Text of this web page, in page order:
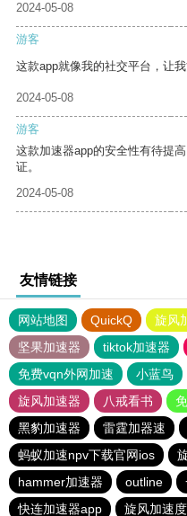
2024-05-08
游客
这款app就像我的社交平台，让
2024-05-08
游客
这款加速器app的安全性有待提
证。
2024-05-08
友情链接
网站地图 QuickQ 旋风
坚果加速器
tiktok加速器
免费vqn外网加速
小蓝鸟
旋风加速器
八戒看书
黑豹加速器
雷霆加器速
蚂蚁加速npv下载官网ios
hammer加速器
outline
快连加速器app
旋风加速